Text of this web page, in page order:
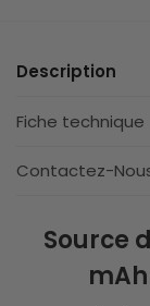
Description
Fiche technique
Contactez-
Source